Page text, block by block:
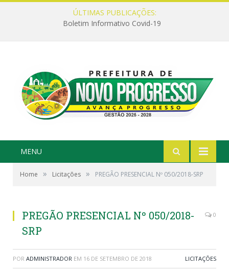
ÚLTIMAS PUBLICAÇÕES:
Boletim Informativo Covid-19
MENU
Home » Licitações » PREGÃO PRESENCIAL Nº 050/2018-SRP
PREGÃO PRESENCIAL Nº 050/2018-
SRP
0
POR ADMINISTRADOR EM 16 DE SETEMBRO DE 2018 LICITAÇÕES